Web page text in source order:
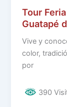
Tour
Guatapé
Vive y
color,
por
390